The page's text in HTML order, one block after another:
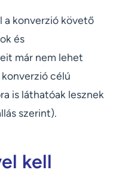
a konverzió követő
és
már nem lehet
célú
is láthatóak lesznek
szerint).
kell